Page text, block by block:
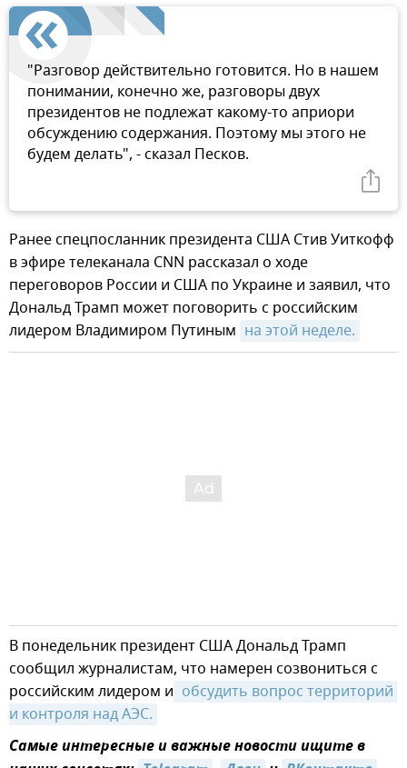
"Разговор действительно готовится. Но в нашем
понимании, конечно же, разговоры двух
президентов не подлежат какому-то априори
обсуждению содержания. Поэтому мы этого не
будем делать", - сказал Песков.
Ранее спецпосланник президента США Стив Уиткофф
в эфире телеканала CNN рассказал о ходе
переговоров России и США по Украине и заявил, что
Дональд Трамп может поговорить с российским
лидером Владимиром Путиным на этой неделе.
В понедельник президент США Дональд Трамп
сообщил журналистам, что намерен созвониться с
российским лидером и обсудить вопрос территорий
и контроля над АЭС.
Самые интересные и важные новости ищите в